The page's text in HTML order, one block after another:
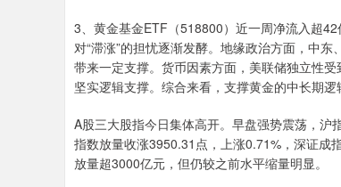
3、黄金基金ETF（518800）近一周净流入超
对“滞涨”的担忧逐渐发酵。地缘政治方面，中
带来一定支撑。货币因素方面，美联储独立性
坚实逻辑支撑。综合来看，支撑黄金的中长期逻
A股三大股指今日集体高开。早盘强势震荡，
指数放量收涨3950.31点，上涨0.71%，深证成
放量超3000亿元，但仍较之前水平缩量明显。